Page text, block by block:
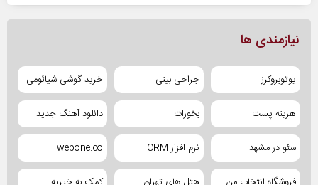
نیازمندی ها
یوتوبروکرز جراحی بینی خرید گوشی شیائومی
هزینه پست بخورات دانلود آهنگ جدید
سئو در مشهد نرم افزار CRM webone.co
فروشگاه انتخاب من هتل های تهران کمک به خیریه